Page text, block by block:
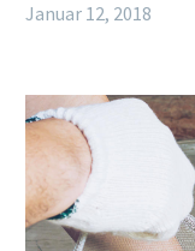
Januar 12, 2018